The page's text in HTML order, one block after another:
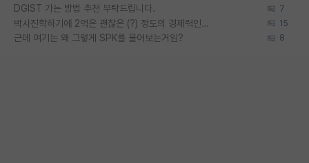
DGIST 가는 방법 추천 부탁드립니다. 7
박사진학하기에 2억은 괜찮은 (?) 정도의 경제력인가요 15
근데 여기는 왜 그렇게 SPK를 물어보는거임? 8